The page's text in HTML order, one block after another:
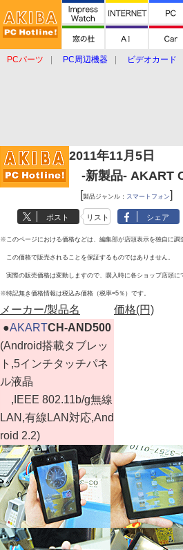
PCパーツ PC周辺機器 ビデオカード
2011年11月5日
-新製品- AKART
[製品ジャンル： スマートフォン]
ポスト リスト シェア
※このページにおける価格などは、編集部が店頭表示を独自に調
この価格で販売されることを保証するものではありません。
実際の販売価格は変動しますので、購入時に各ショップ店頭に
※特記無き価格情報は税込み価格（税率=5％）です。
メーカー/製品名 価格(円)
●AKARTCH-AND500
(Android搭載タブレッ
ト,5インチタッチパネ
ル液晶
,IEEE 802.11b/g無線
LAN,有線LAN対応,And
roid 2.2)